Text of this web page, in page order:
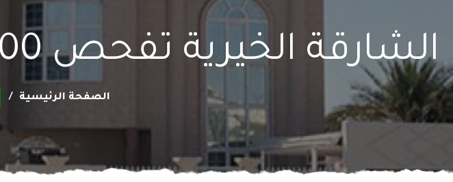
الشارقة الخيرية تفحص 3300 رأس أضحية داخل الدولة
الصفحة الرئيسية